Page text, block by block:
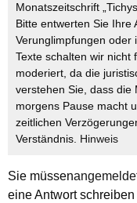
Monatszeitschrift
Bitte entwerten Sie Ihre
Verunglimpfungen oder
Texte schalten wir nicht
moderiert, da die
verstehen Sie, dass die
morgens Pause macht
zeitlichen
Verständnis. Hinweis
Sie müssen
eine Antwort